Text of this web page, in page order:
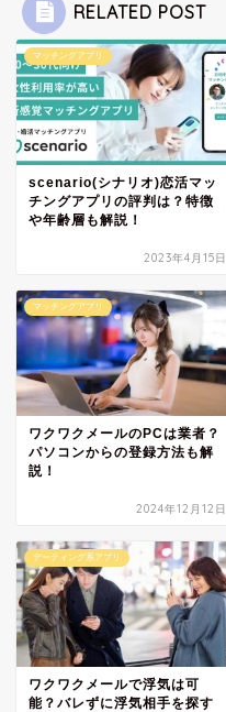
RELATED POST
マッチングアプリ
scenario(シナリオ)恋活マッ
チングアプリの評判は？特徴
や年齢層も解説！
2023年4月15日
マッチングアプリ
ワクワクメールのPCは業者？
パソコンからの登録方法も解
説！
2024年12月12日
デーティング系アプリ
ワクワクメールで浮気は可
能？バレずに浮気相手を探す